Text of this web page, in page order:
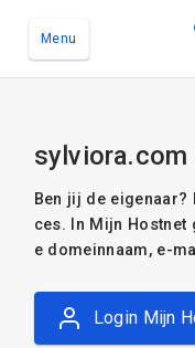
Menu
sylviora.com
Ben jij de
ces. In Mijn Hostnet
e domeinnaam, e-
Login Mijn